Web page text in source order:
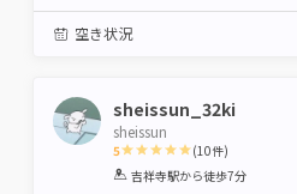
空き状況
sheissun_32ki
sheissun
5
1 2 3 4 5
(10件)
吉祥寺駅から徒歩7分